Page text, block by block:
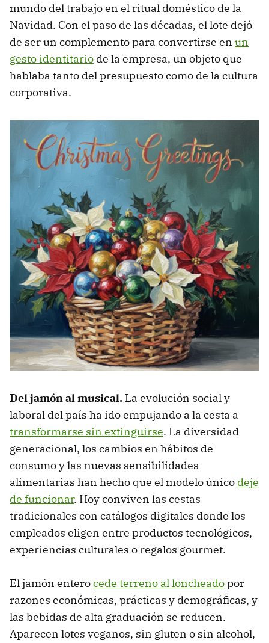
mundo del trabajo en el ritual doméstico de la
Navidad. Con el paso de las décadas, el lote dejó
de ser un complemento para convertirse en un
gesto identitario de la empresa, un objeto que
hablaba tanto del presupuesto como de la cultura
corporativa.
Del jamón al musical. La evolución social y
laboral del país ha ido empujando a la cesta a
transformarse sin extinguirse. La diversidad
generacional, los cambios en hábitos de
consumo y las nuevas sensibilidades
alimentarias han hecho que el modelo único deje
de funcionar. Hoy conviven las cestas
tradicionales con catálogos digitales donde los
empleados eligen entre productos tecnológicos,
experiencias culturales o regalos gourmet.
El jamón enterocede terreno al loncheadopor
razones económicas, prácticas y demográficas, y
las bebidas de alta graduación se reducen.
Aparecen lotes veganos, sin gluten o sin alcohol,